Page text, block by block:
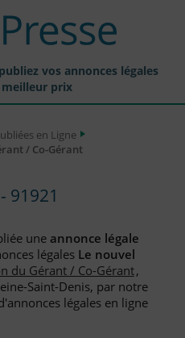
vos annonces légales
meilleur prix
Légales
d'Annonces Légales
en Ligne
/ Co-Gérant
91921
une annonce légale
légales Le nouvel
du Gérant / Co-Gérant,
Saint-Denis, par notre
légales en ligne